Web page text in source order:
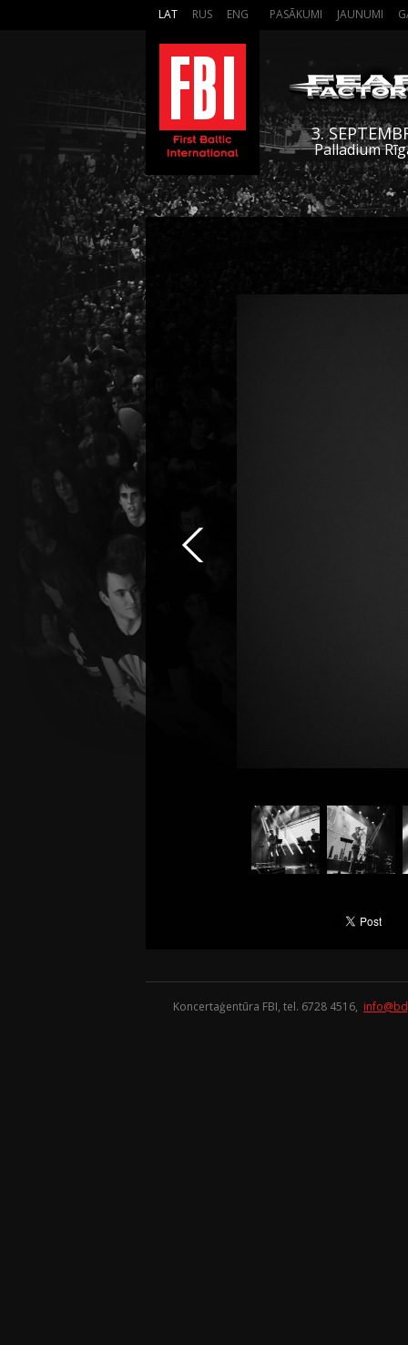
LAT RUS ENG PASĀKUMI JAUNUMI
3.
Palladium
Koncertaģentūra FBI, tel. 6728 4516,